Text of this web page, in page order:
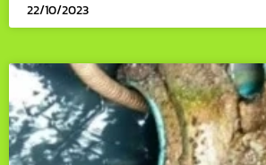
22/10/2023